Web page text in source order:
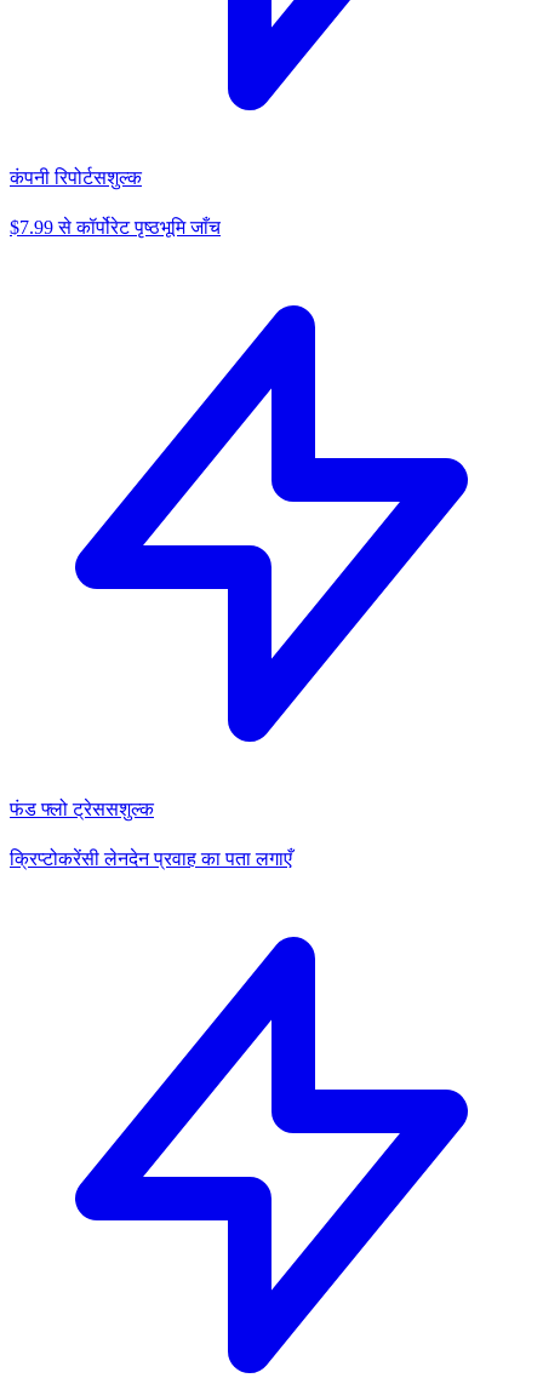
कंपनी रिपोर्टसशुल्क
$7.99 से कॉर्पोरेट पृष्ठभूमि जाँच
फंड फ्लो ट्रेससशुल्क
क्रिप्टोकरेंसी लेनदेन प्रवाह का पता लगाएँ